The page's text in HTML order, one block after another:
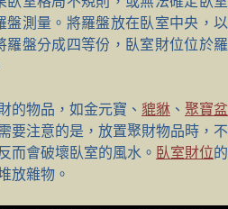
盤測量。將羅盤放在臥室中央，以
羅盤分成四等份，臥室財位位於羅
的物品，如金元寶、 貔貅 、 聚寶盆
要注意的是，放置聚財物品時，不
而會破壞臥室的風水。 臥室財位的
放雜物。